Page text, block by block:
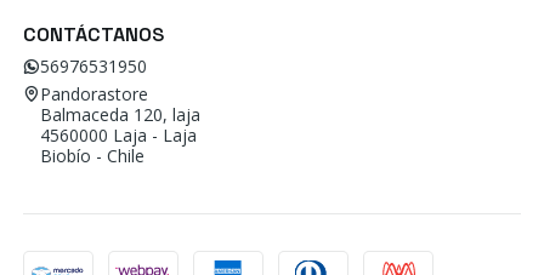
CONTÁCTANOS
56976531950
Pandorastore
Balmaceda 120, laja
4560000 Laja - Laja
Biobío - Chile